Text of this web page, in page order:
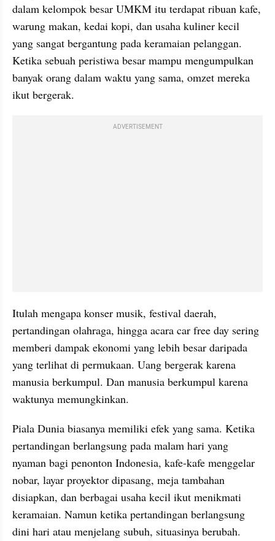
dalam kelompok besar UMKM itu terdapat ribuan kafe,
warung makan, kedai kopi, dan usaha kuliner kecil
yang sangat bergantung pada keramaian pelanggan.
Ketika sebuah peristiwa besar mampu mengumpulkan
banyak orang dalam waktu yang sama, omzet mereka
ikut bergerak.
ADVERTISEMENT
Itulah mengapa konser musik, festival daerah,
pertandingan olahraga, hingga acara car free day sering
memberi dampak ekonomi yang lebih besar daripada
yang terlihat di permukaan. Uang bergerak karena
manusia berkumpul. Dan manusia berkumpul karena
waktunya memungkinkan.
Piala Dunia biasanya memiliki efek yang sama. Ketika
pertandingan berlangsung pada malam hari yang
nyaman bagi penonton Indonesia, kafe-kafe menggelar
nobar, layar proyektor dipasang, meja tambahan
disiapkan, dan berbagai usaha kecil ikut menikmati
keramaian. Namun ketika pertandingan berlangsung
dini hari atau menjelang subuh, situasinya berubah.